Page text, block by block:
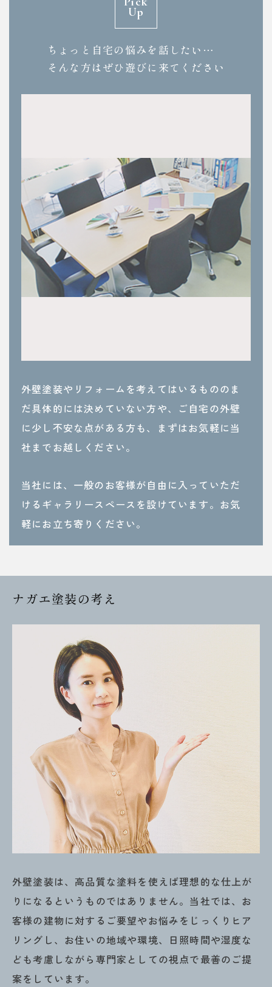
Up
ちょっと自宅の悩みを話したい…
そんな方はぜひ遊びに来てください
外壁塗装やリフォームを考えてはいるもののま
だ具体的には決めていない方や、ご自宅の外壁
に少し不安な点がある方も、まずはお気軽に当
社までお越しください。
当社には、一般のお客様が自由に入っていただ
けるギャラリースペースを設けています。お気
軽にお立ち寄りください。
ナガエ塗装の考え
外壁塗装は、高品質な塗料を使えば理想的な仕上が
りになるというものではありません。当社では、お
客様の建物に対するご要望やお悩みをじっくりヒア
リングし、お住いの地域や環境、日照時間や湿度な
ども考慮しながら専門家としての視点で最善のご提
案をしています。